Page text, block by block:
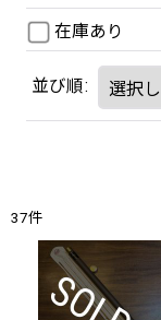
在庫あり
並び順:
37件